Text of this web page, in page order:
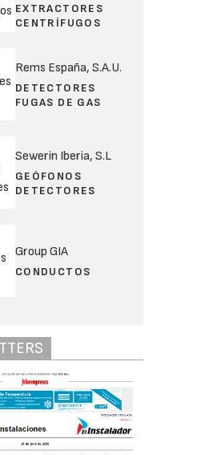
EXTRACTORES
CENTRÍFUGOS
Rems España, S.A.U.
DETECTORES
FUGAS DE GAS
Sewerin Iberia, S.L
GEÓFONOS
DETECTORES
Group GIA
CONDUCTOS